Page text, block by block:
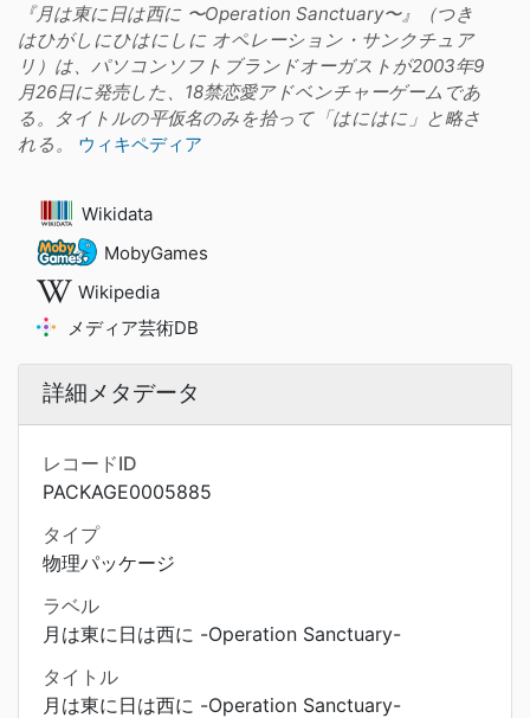
『月は東に日は西に 〜Operation Sanctuary〜』（つき
はひがしにひはにしに オペレーション・サンクチュア
リ）は、パソコンソフトブランドオーガストが2003年9
月26日に発売した、18禁恋愛アドベンチャーゲームであ
る。タイトルの平仮名のみを拾って「はにはに」と略さ
れる。
ウィキペディア
Wikidata
MobyGames
Wikipedia
メディア芸術DB
詳細メタデータ
レコードID
PACKAGE0005885
タイプ
物理パッケージ
ラベル
月は東に日は西に -Operation Sanctuary-
タイトル
月は東に日は西に -Operation Sanctuary-